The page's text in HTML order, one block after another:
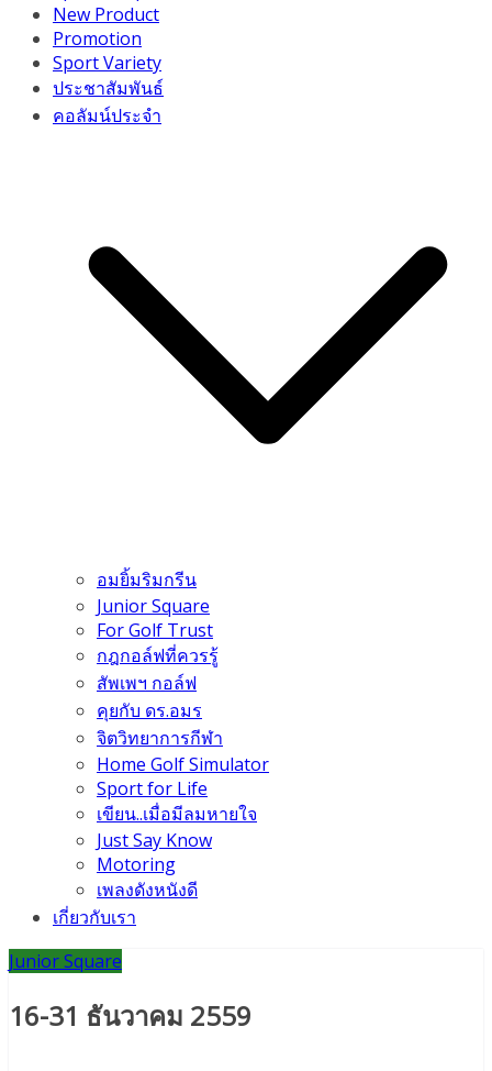
New Product
Promotion
Sport Variety
ประชาสัมพันธ์
คอลัมน์ประจำ
อมยิ้มริมกรีน
Junior Square
For Golf Trust
กฎกอล์ฟที่ควรรู้
สัพเพฯ กอล์ฟ
คุยกับ ดร.อมร
จิตวิทยาการกีฬา
Home Golf Simulator
Sport for Life
เขียน..เมื่อมีลมหายใจ
Just Say Know
Motoring
เพลงดังหนังดี
เกี่ยวกับเรา
Junior Square
16-31 ธันวาคม 2559